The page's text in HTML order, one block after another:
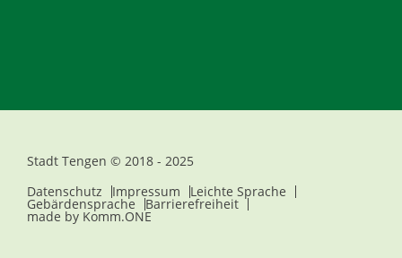
Stadt Tengen © 2018 - 2025
Datenschutz
Impressum Leichte Sprache
Gebärdensprache Barrierefreiheit
made by Komm.ONE